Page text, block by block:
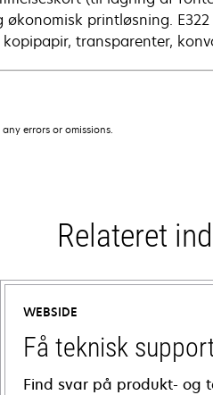
printløsning.
transparenter,
errors or omissions.
Relateret
WEBSIDE
Få teknisk
Find svar på produkt- og